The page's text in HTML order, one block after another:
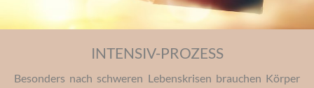
INTENSIV-PROZESS
Besonders nach schweren Lebenskrisen brauchen Körper